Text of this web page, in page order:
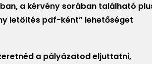
a kérvény sorában található
letöltés pdf-ként” lehetőséget
a pályázatod eljuttatni,